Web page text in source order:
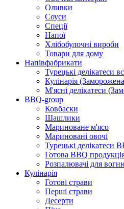
Оливки
Соуси
Спеції
Напої
Хлібобулочні вироби
Товари для дому
Напівфабрикати
Турецькі делікатеси
Кулінарія
М'ясні делікатеси
BBQ-group
Ковбаски
Шашлики
Мариноване м'ясо
Мариновані овочі
Турецькі делікатеси
Готова BBQ
Розпалювачі для
Кулінарія
Готові страви
Перші страви
Десерти